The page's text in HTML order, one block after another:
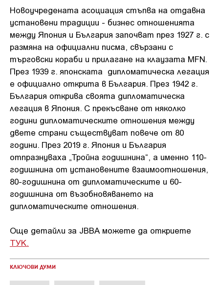
Новоучредената асоциация стъпва на отдавна
установени традиции - бизнес отношенията
между Япония и България започват през 1927 г. с
размяна на официални писма, свързани с
търговски кораби и прилагане на клаузата MFN.
През 1939 г. японската дипломатическа легация
е официално открита в България. През 1942 г.
България открива своята дипломатическа
легация в Япония. С прекъсване от няколко
години дипломатическите отношения между
двете страни съществуват повече от 80
години. През 2019 г. Япония и България
отпразнуваха „Тройна годишнина“, а именно 110-
годишнина от установените взаимоотношения,
80-годишнина от дипломатическите и 60-
годишнина от възобновяването на
дипломатическите отношения.
Още детайли за JBBA можете да откриете
ТУК.
КЛЮЧОВИ ДУМИ